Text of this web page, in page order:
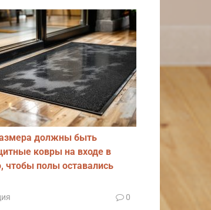
должны быть
ковры на входе в
чтобы полы оставались
0